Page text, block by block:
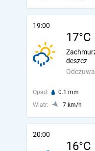
19:00
17°C
deszcz
Opad: 0.1 mm
Wiatr:
7 km/h
20:00
16°C